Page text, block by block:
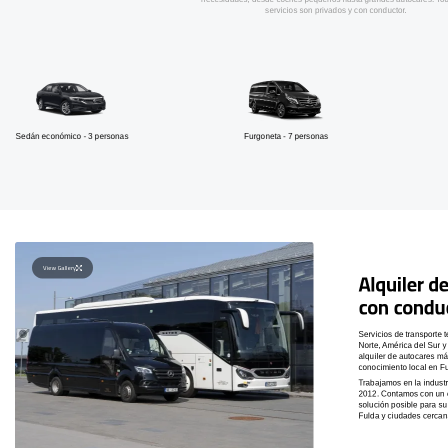
servicios son privados y con conductor.
- 3 personas Furgoneta - 7 personas SUV - 3
View Gallery Alquiler
con
Servicios de transporte
Norte, América del Sur
alquiler de autocares
conocimiento local en
Trabajamos en la
2012. Contamos con
solución posible para
Fulda y ciudades